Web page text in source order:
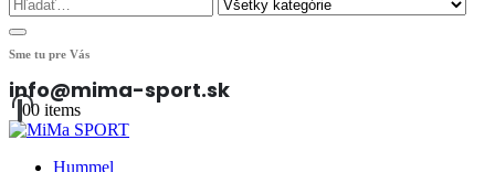
Sme tu pre Vás
info@mima-sport.sk
00 items
Hummel